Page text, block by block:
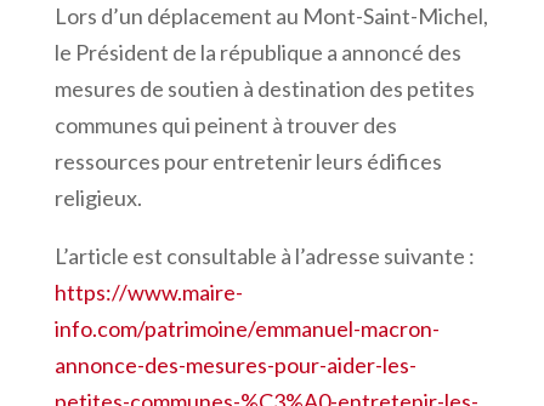
Lors d’un déplacement au Mont-Saint-Michel,
le Président de la république a annoncé des
mesures de soutien à destination des petites
communes qui peinent à trouver des
ressources pour entretenir leurs édifices
religieux.
L’article est consultable à l’adresse suivante :
https://www.maire-
info.com/patrimoine/emmanuel-macron-
annonce-des-mesures-pour-aider-les-